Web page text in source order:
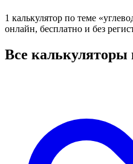
1 калькулятор по теме
онлайн, бесплатно и без
Все калькуляторы